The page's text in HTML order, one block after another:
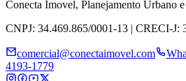
Conecta Imovel, Planejamento Urbano
CNPJ: 34.469.865/0001-13 | CRECI-J:
comercial@conectaimovel.com
4193-1779